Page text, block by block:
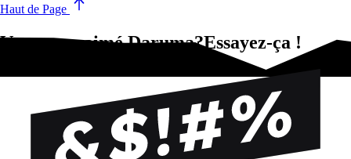
Haut de Page
Vous avez aimé Daruma?Essayez-ça !